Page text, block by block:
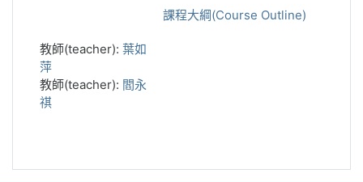
課程大綱(Course Outline)
教師(teacher): 葉如
萍
教師(teacher): 閻永
祺